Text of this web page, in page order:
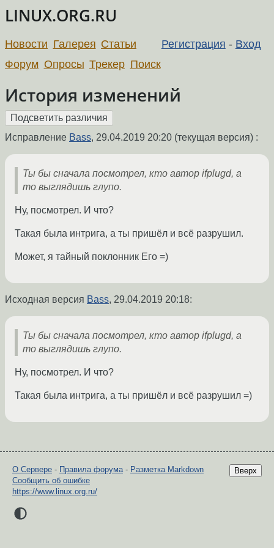
LINUX.ORG.RU
Регистрация - Вход
Новости Галерея Статьи
Форум Опросы Трекер Поиск
История изменений
Исправление Bass, 29.04.2019 20:20 (текущая версия) :
Ты бы сначала посмотрел, кто автор ifplugd, а
то выглядишь глупо.
Ну, посмотрел. И что?
Такая была интрига, а ты пришёл и всё разрушил.
Может, я тайный поклонник Его =)
Исходная версия Bass, 29.04.2019 20:18:
Ты бы сначала посмотрел, кто автор ifplugd, а
то выглядишь глупо.
Ну, посмотрел. И что?
Такая была интрига, а ты пришёл и всё разрушил =)
Вверх
О Сервере - Правила форума- Разметка Markdown
Сообщить об ошибке
https://www.linux.org.ru/